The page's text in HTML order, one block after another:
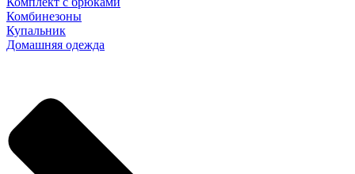
Комбинезоны
Купальник
Домашняя одежда